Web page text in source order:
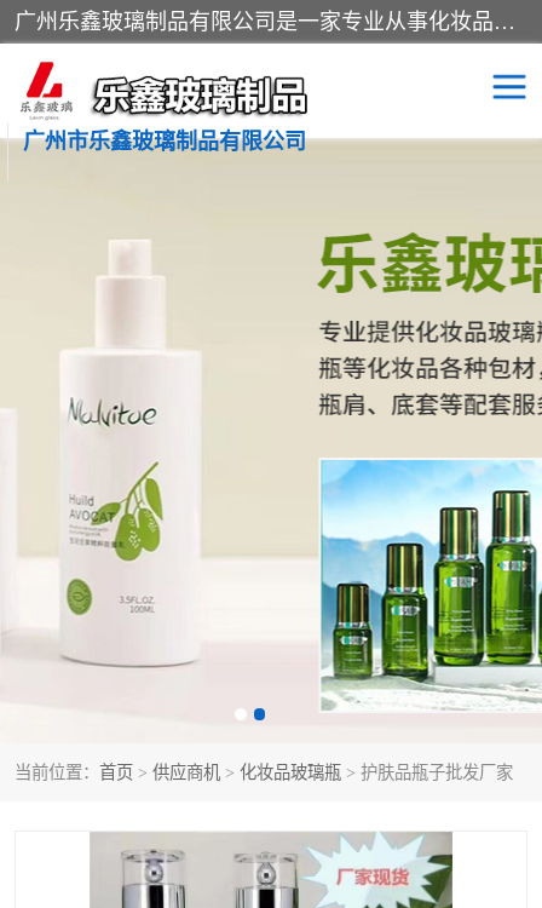
广州乐鑫玻璃制品有限公司是一家专业从事化妆品瓶子、化妆品玻璃瓶子、膏霜瓶、化妆品玻璃瓶等产品的集开发研制、生产、销售于一体的实业型玻璃制品生产企业。产品从设计、开模、试样、生产、蒙砂、抛光、喷涂、高低温单色及多色印刷，烫金（银）到交货实现一条龙服务。
广州市乐鑫玻璃制品有限公司
当前位置： 首页 > 供应商机 > 化妆品玻璃瓶 > 护肤品瓶子批发厂家
化妆品包装瓶 香水包装瓶
化妆品玻璃瓶
玻璃瓶
拉管瓶